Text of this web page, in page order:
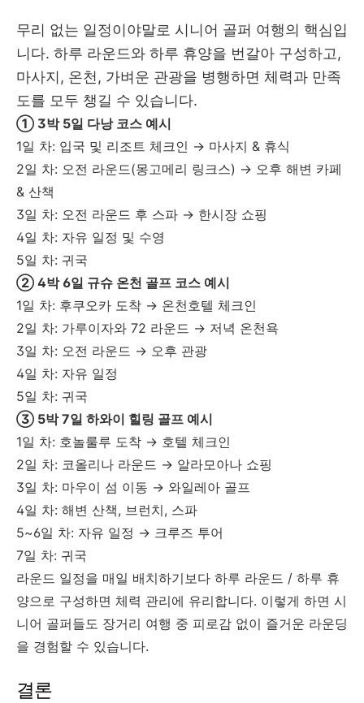
무리 없는 일정이야말로 시니어 골퍼 여행의 핵심입
니다. 하루 라운드와 하루 휴양을 번갈아 구성하고,
마사지, 온천, 가벼운 관광을 병행하면 체력과 만족
도를 모두 챙길 수 있습니다.
① 3박 5일 다낭 코스 예시
1일 차: 입국 및 리조트 체크인 → 마사지 & 휴식
2일 차: 오전 라운드(몽고메리 링크스) → 오후 해변 카페
& 산책
3일 차: 오전 라운드 후 스파 → 한시장 쇼핑
4일 차: 자유 일정 및 수영
5일 차: 귀국
② 4박 6일 규슈 온천 골프 코스 예시
1일 차: 후쿠오카 도착 → 온천호텔 체크인
2일 차: 가루이자와 72 라운드 → 저녁 온천욕
3일 차: 오전 라운드 → 오후 관광
4일 차: 자유 일정
5일 차: 귀국
③ 5박 7일 하와이 힐링 골프 예시
1일 차: 호놀룰루 도착 → 호텔 체크인
2일 차: 코올리나 라운드 → 알라모아나 쇼핑
3일 차: 마우이 섬 이동 → 와일레아 골프
4일 차: 해변 산책, 브런치, 스파
5~6일 차: 자유 일정 → 크루즈 투어
7일 차: 귀국
라운드 일정을 매일 배치하기보다 하루 라운드 / 하루 휴
양으로 구성하면 체력 관리에 유리합니다. 이렇게 하면 시
니어 골퍼들도 장거리 여행 중 피로감 없이 즐거운 라운딩
을 경험할 수 있습니다.
결론